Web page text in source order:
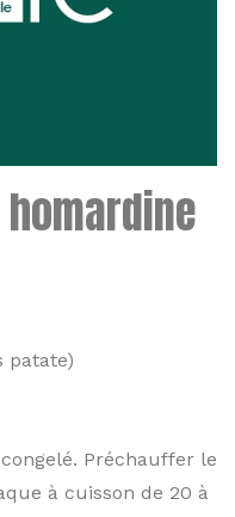
patate)
Préchauffer le
à cuisson de 20 à